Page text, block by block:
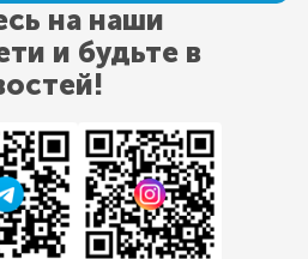
на наши
и будьте в